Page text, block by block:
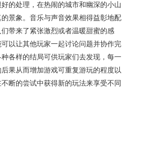
的处理，在热闹的城市和幽深的小山
景象。音乐与声音效果相得益彰地配
带来了紧张激烈或者温暖甜蜜的感
以让其他玩家一起讨论问题并协作完
各样的结局可供玩家们去发现，每一
果从而增加游戏可重复游玩的程度以
断的尝试中获得新的玩法来享受不同